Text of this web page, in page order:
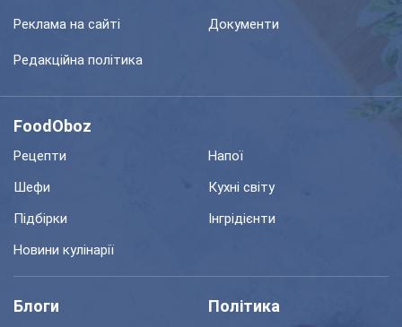
Реклама на сайті Документи
Редакційна політика
FoodOboz
Рецепти
Напої
Шефи
Кухні світу
Підбірки
Інгрідієнти
Новини кулінарії
Блоги Політика